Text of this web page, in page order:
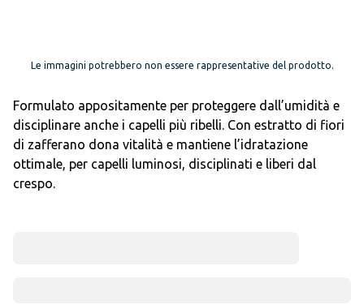
Le immagini potrebbero non essere rappresentative del prodotto.
Formulato appositamente per proteggere dall’umidità e
disciplinare anche i capelli più ribelli. Con estratto di fiori
di zafferano dona vitalità e mantiene l’idratazione
ottimale, per capelli luminosi, disciplinati e liberi dal
crespo.